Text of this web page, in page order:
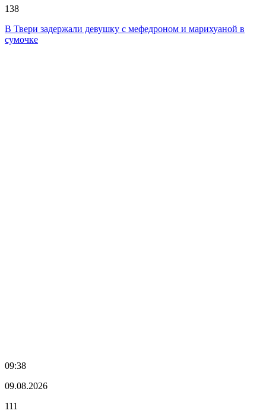
138
В Твери задержали девушку с мефедроном и марихуаной в
сумочке
09:38
09.08.2026
111